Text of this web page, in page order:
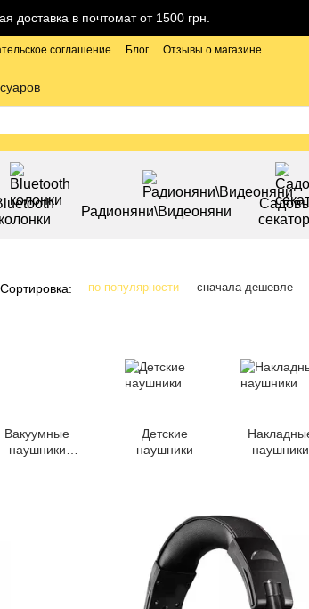
доставка в почтомат от 1500 грн.
соглашение Блог
Отзывы о магазине
колонки
Радионяни\Видеоняни
Сортировка: по популярности сначала дешевле
Вакуумные
наушники
Детские
наушники
наушники